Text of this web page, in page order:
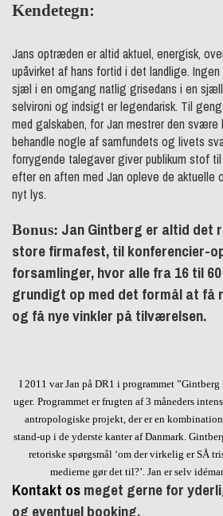
Kendetegn:
Jans optræden er altid aktuel, energisk,
upåvirket af hans fortid i det landlige.
sjæl i en omgang natlig grisedans i en
selvironi og indsigt er legendarisk. Til
med galskaben, for Jan mestrer den svære
behandle nogle af samfundets og livets
forrygende talegaver giver publikum stof
efter en aften med Jan opleve de aktuelle
nyt lys.
Bonus: Jan Gintberg er altid det
store firmafest, til konferencier-
forsamlinger, hvor alle fra 16 til
grundigt op med det formål at få
og få nye vinkler på tilværelsen.
I 2011 var Jan på DR1 i programmet ”Gintberg
uger. Programmet er frugten af 3 måneders
antropologiske projekt, der er en
stand-up i de yderste kanter af Danmark.
retoriske spørgsmål ‘om der virkelig er SÅ
medierne gør det til?’. Jan er selv
Kontakt osmeget gerne for
og eventuel booking.